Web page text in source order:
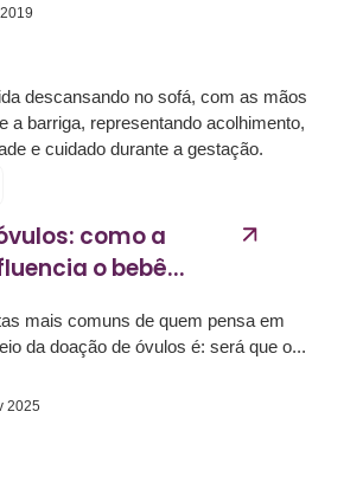
como a
o bebê...
mais comuns de quem pensa em
da doação de óvulos é: será que o...
2025